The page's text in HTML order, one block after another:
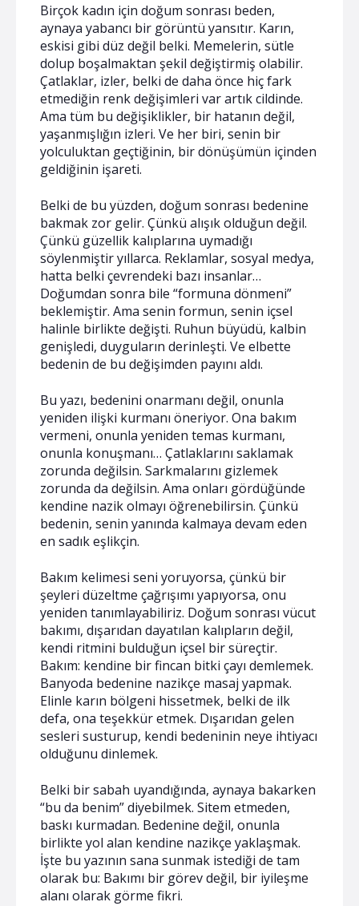
Birçok kadın için doğum sonrası beden,
aynaya yabancı bir görüntü yansıtır. Karın,
eskisi gibi düz değil belki. Memelerin, sütle
dolup boşalmaktan şekil değiştirmiş olabilir.
Çatlaklar, izler, belki de daha önce hiç fark
etmediğin renk değişimleri var artık cildinde.
Ama tüm bu değişiklikler, bir hatanın değil,
yaşanmışlığın izleri. Ve her biri, senin bir
yolculuktan geçtiğinin, bir dönüşümün içinden
geldiğinin işareti.
Belki de bu yüzden, doğum sonrası bedenine
bakmak zor gelir. Çünkü alışık olduğun değil.
Çünkü güzellik kalıplarına uymadığı
söylenmiştir yıllarca. Reklamlar, sosyal medya,
hatta belki çevrendeki bazı insanlar…
Doğumdan sonra bile “formuna dönmeni”
beklemiştir. Ama senin formun, senin içsel
halinle birlikte değişti. Ruhun büyüdü, kalbin
genişledi, duyguların derinleşti. Ve elbette
bedenin de bu değişimden payını aldı.
Bu yazı, bedenini onarmanı değil, onunla
yeniden ilişki kurmanı öneriyor. Ona bakım
vermeni, onunla yeniden temas kurmanı,
onunla konuşmanı… Çatlaklarını saklamak
zorunda değilsin. Sarkmalarını gizlemek
zorunda da değilsin. Ama onları gördüğünde
kendine nazik olmayı öğrenebilirsin. Çünkü
bedenin, senin yanında kalmaya devam eden
en sadık eşlikçin.
Bakım kelimesi seni yoruyorsa, çünkü bir
şeyleri düzeltme çağrışımı yapıyorsa, onu
yeniden tanımlayabiliriz. Doğum sonrası vücut
bakımı, dışarıdan dayatılan kalıpların değil,
kendi ritmini bulduğun içsel bir süreçtir.
Bakım: kendine bir fincan bitki çayı demlemek.
Banyoda bedenine nazikçe masaj yapmak.
Elinle karın bölgeni hissetmek, belki de ilk
defa, ona teşekkür etmek. Dışarıdan gelen
sesleri susturup, kendi bedeninin neye ihtiyacı
olduğunu dinlemek.
Belki bir sabah uyandığında, aynaya bakarken
“bu da benim” diyebilmek. Sitem etmeden,
baskı kurmadan. Bedenine değil, onunla
birlikte yol alan kendine nazikçe yaklaşmak.
İşte bu yazının sana sunmak istediği de tam
olarak bu: Bakımı bir görev değil, bir iyileşme
alanı olarak görme fikri.